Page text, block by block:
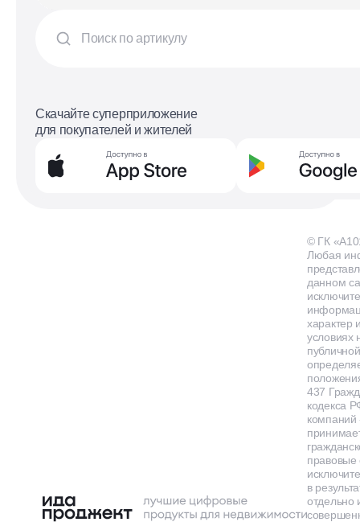
Скачайте суперприложение
для покупателей и жителей
© ГК
Любая
данном
характер
условиях
437
кодекса
правовые
в
отдельно